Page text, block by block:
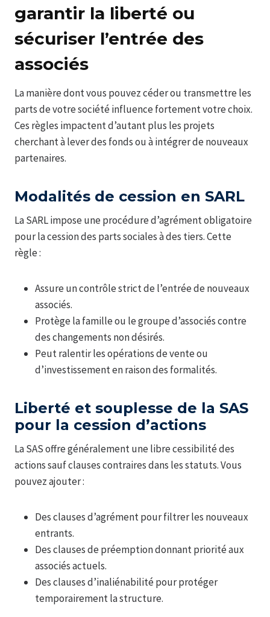
garantir la liberté ou
sécuriser l’entrée des
associés
La manière dont vous pouvez céder ou transmettre les
parts de votre société influence fortement votre choix.
Ces règles impactent d’autant plus les projets
cherchant à lever des fonds ou à intégrer de nouveaux
partenaires.
Modalités de cession en SARL
La SARL impose une procédure d’agrément obligatoire
pour la cession des parts sociales à des tiers. Cette
règle :
Assure un contrôle strict de l’entrée de nouveaux
associés.
Protège la famille ou le groupe d’associés contre
des changements non désirés.
Peut ralentir les opérations de vente ou
d’investissement en raison des formalités.
Liberté et souplesse de la SAS
pour la cession d’actions
La SAS offre généralement une libre cessibilité des
actions sauf clauses contraires dans les statuts. Vous
pouvez ajouter :
Des clauses d’agrément pour filtrer les nouveaux
entrants.
Des clauses de préemption donnant priorité aux
associés actuels.
Des clauses d’inaliénabilité pour protéger
temporairement la structure.